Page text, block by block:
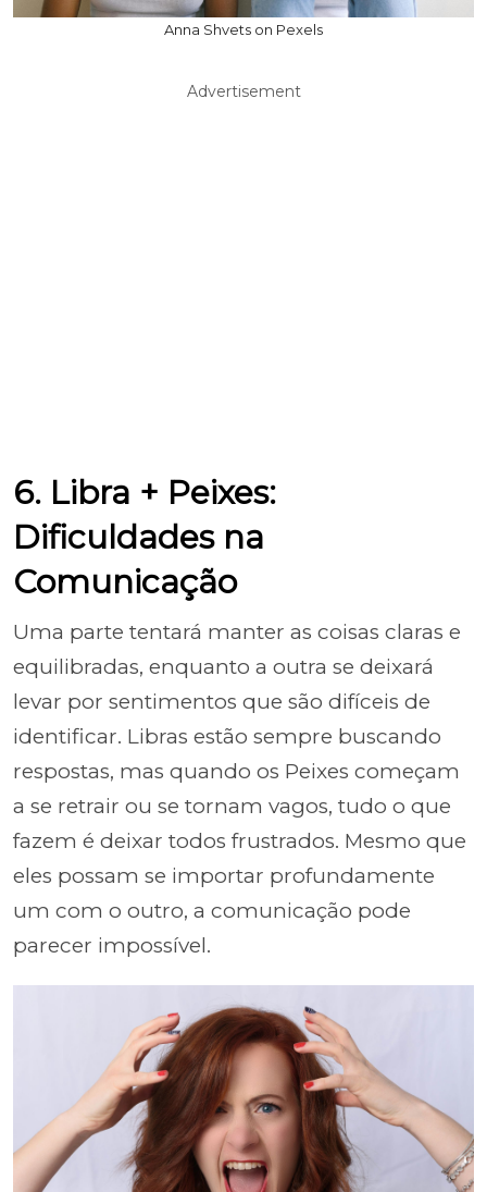
Anna Shvets on Pexels
Advertisement
6. Libra + Peixes:
Dificuldades na
Comunicação
Uma parte tentará manter as coisas claras e
equilibradas, enquanto a outra se deixará
levar por sentimentos que são difíceis de
identificar. Libras estão sempre buscando
respostas, mas quando os Peixes começam
a se retrair ou se tornam vagos, tudo o que
fazem é deixar todos frustrados. Mesmo que
eles possam se importar profundamente
um com o outro, a comunicação pode
parecer impossível.